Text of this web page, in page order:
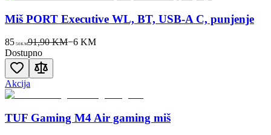
Miš PORT Executive WL, BT, USB-A C, punjenje
85 50KM91,90 KM−6KM
Dostupno
Akcija
TUF Gaming M4 Air gaming miš